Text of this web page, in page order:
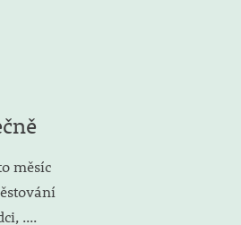
měsíc
....